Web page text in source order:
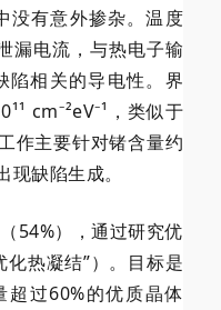
没有意外掺杂。温度
漏电流，与热电子输
陷相关的导电性。界
cm⁻²eV⁻¹，类似于
作主要针对锗含量约
缺陷生成。
54%），通过研究优
热凝结”）。目标是
过60%的优质晶体